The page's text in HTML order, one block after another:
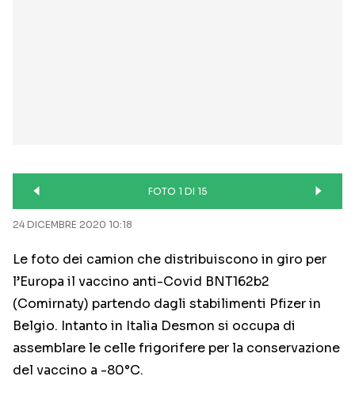
FOTO 1 DI 15
24 DICEMBRE 2020 10:18
Le foto dei camion che distribuiscono in giro per
l’Europa il vaccino anti-Covid BNT162b2
(Comirnaty) partendo dagli stabilimenti Pfizer in
Belgio. Intanto in Italia Desmon si occupa di
assemblare le celle frigorifere per la conservazione
del vaccino a -80°C.